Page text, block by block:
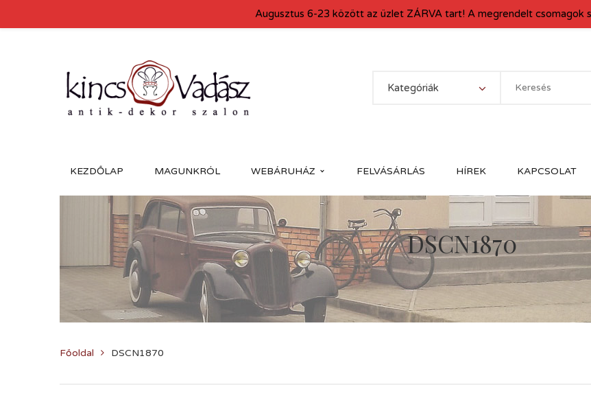
Kategóriák
KEZDŐLAP MAGUNKRÓL WEBÁRUHÁZ FELVÁSÁRLÁS HÍREK KAPCSOLAT
DSCN1870
Főoldal DSCN1870
Augusztus 6-23 között az üzlet ZÁRVA tart! A megrendelt csomagok